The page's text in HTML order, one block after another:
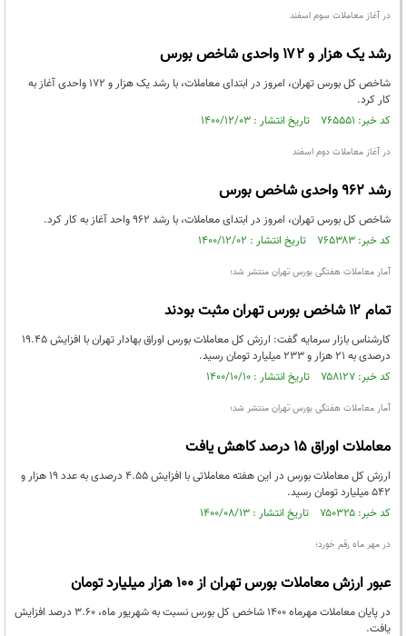
در آغاز معاملات سوم اسفند
رشد یک هزار و ۱۷۲ واحدی شاخص بورس
شاخص کل بورس تهران، امروز در ابتدای معاملات، با رشد یک هزار و ۱۷۲ واحدی آغاز به
کار کرد.
کد خبر: ۷۶۵۵۵۱ تاریخ انتشار : ۱۴۰۰/۱۲/۰۳
در آغاز معاملات دوم اسفند
رشد ۹۶۲ واحدی شاخص بورس
شاخص کل بورس تهران، امروز در ابتدای معاملات، با رشد ۹۶۲ واحد آغاز به کار کرد.
کد خبر: ۷۶۵۳۸۳ تاریخ انتشار : ۱۴۰۰/۱۲/۰۲
آمار معاملات هفتگی بورس تهران منتشر شد؛
تمام ۱۲ شاخص بورس تهران مثبت بودند
کارشناس بازار سرمایه گفت: ارزش کل معاملات بورس اوراق بهادار تهران با افزایش ۱۹.۴۵
درصدی به ۲۱ هزار و ۲۳۳ میلیارد تومان رسید.
کد خبر: ۷۵۸۱۲۷ تاریخ انتشار : ۱۴۰۰/۱۰/۱۰
آمار معاملات هفتگی بورس تهران منتشر شد؛
معاملات اوراق ۱۵ درصد کاهش یافت
ارزش کل معاملات بورس در این هفته معاملاتی با افزایش ۴.۵۵ درصدی به عدد ۱۹ هزار و
۵۴۲ میلیارد تومان رسید.
کد خبر: ۷۵۰۳۲۵ تاریخ انتشار : ۱۴۰۰/۰۸/۱۳
در مهر ماه رقم خورد؛
عبور ارزش معاملات بورس تهران از ۱۰۰ هزار میلیارد تومان
در پایان معاملات مهرماه ۱۴۰۰ شاخص کل بورس نسبت به شهریور ماه، ۳.۶۰ درصد افزایش
یافت.